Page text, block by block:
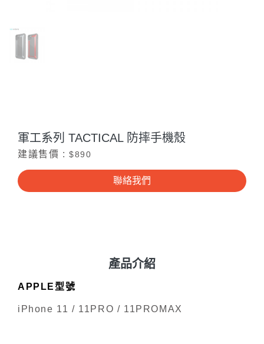
軍工系列 TACTICAL 防摔手機殼
建議售價 :$890
聯絡我們
產品介紹
APPLE型號
iPhone 11 / 11PRO / 11PROMAX